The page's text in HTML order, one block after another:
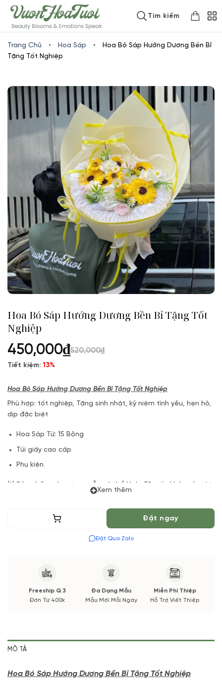
www.vuonhoatuoi.vnSkip
to
content
Tìm kiếm
Trang Chủ • Hoa Sáp •
Hoa Bó Sáp Hướng Dương Bền Bỉ
Tặng Tốt Nghiệp
Hoa Bó Sáp Hướng Dương Bền Bỉ Tặng Tốt
Nghiệp
450,000₫520,000₫
Tiết kiệm:13%
Hoa Bó Sáp Hướng Dương Bền Bỉ Tặng Tốt Nghiệp
Phù hợp: tốt nghiệp, Tặng sinh nhật, kỷ niệm tình yêu, hẹn hò,
dịp đặc biệt
Hoa Sáp Từ: 15 Bông
Túi giấy cao cấp
Phụ kiện
(*) Sản phẩm sáng tạo, mẫu có thể khác 5% nếu khác về một
vài chú gấu tuỳ theo dịp và thị trường. Hạn chế thấm nước.
Xem thêm
Thêm vào giỏ Đặt ngay
Đặt Qua Zalo
Freeship Q.3
Đơn Từ 400k
Đa Dạng Mẫu
Mẫu Mới Mỗi Ngày
Miễn Phí Thiệp
Hỗ Trợ Viết Thiệp
MÔ TẢ
Hoa Bó Sáp Hướng Dương Bền Bỉ Tặng Tốt Nghiệp